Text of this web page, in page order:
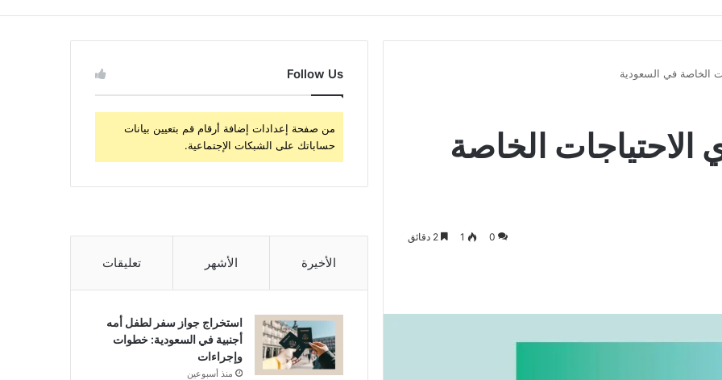
الخاصة في السعودية
الاحتياجات الخاصة
0
1
Follow Us
من صفحة إعدادات إضافة أرقام قم بتعيين بيانات
حساباتك على الشبكات الإجتماعية.
الأخيرة الأشهر تعليقات
استخراج جواز سفر لطفل أمه
أجنبية في السعودية: خطوات
وإجراءات
منذ أسبوعين